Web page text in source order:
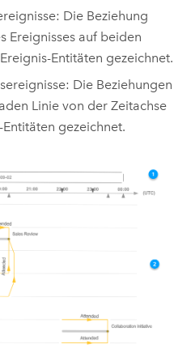
Die Beziehung
Ereignisses auf beiden
Entitäten gezeichnet.
Die Beziehungen
Linie von der Zeitachse
gezeichnet.